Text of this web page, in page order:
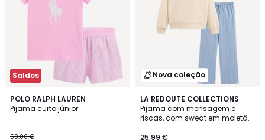
Saldos
POLO RALPH LAUREN
Pijama curto júnior
50.00 €
Nova coleção
LA REDOUTE COLLECTIONS
Pijama com mensagem e
riscas, com sweat em moletão
25.99 €